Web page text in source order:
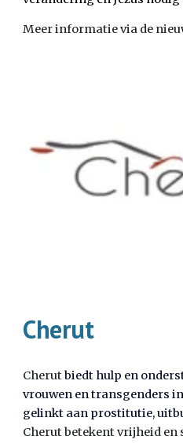
Meer informatie via de
Cherut
Cherutbiedt hulp en
vrouwen en transgenders
gelinkt aan prostitutie,
Cherut betekent vrijheid